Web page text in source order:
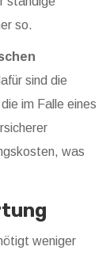
so.
sind die
im Falle eines
was
weniger